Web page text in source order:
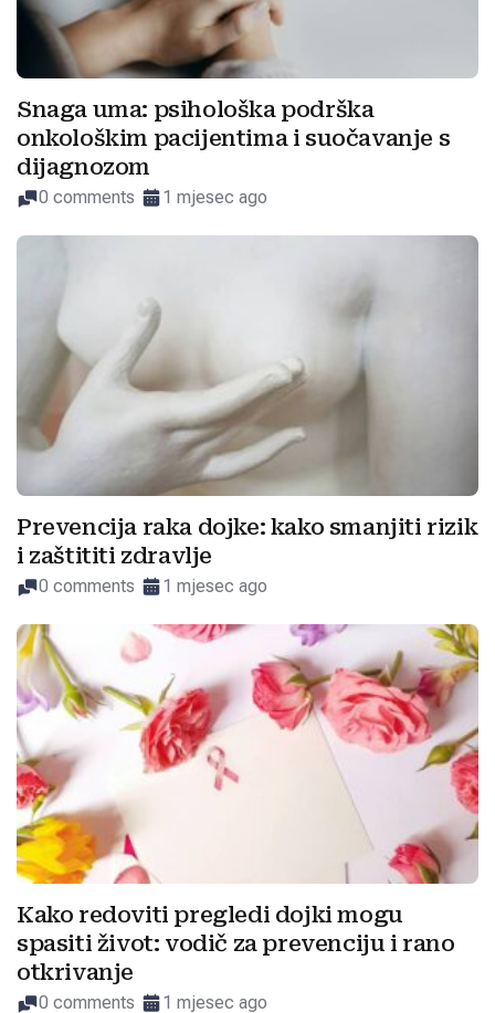
Snaga uma: psihološka podrška
onkološkim pacijentima i suočavanje s
dijagnozom
0 comments 1 mjesec ago
Prevencija raka dojke: kako smanjiti rizik
i zaštititi zdravlje
0 comments 1 mjesec ago
Kako redoviti pregledi dojki mogu
spasiti život: vodič za prevenciju i rano
otkrivanje
0 comments 1 mjesec ago